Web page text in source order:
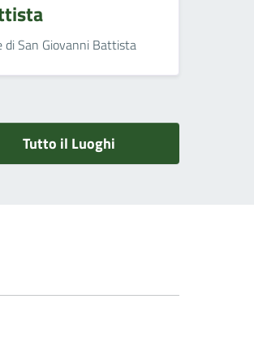
di San Giovanni Battista
Tutto il Luoghi